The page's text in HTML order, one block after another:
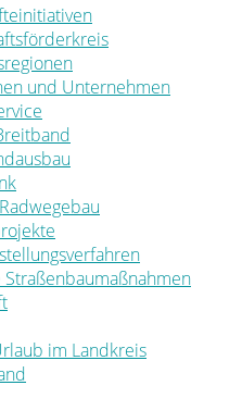
und Unternehmen
im Landkreis